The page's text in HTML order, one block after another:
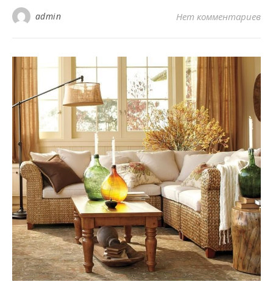
admin Нет комментариев